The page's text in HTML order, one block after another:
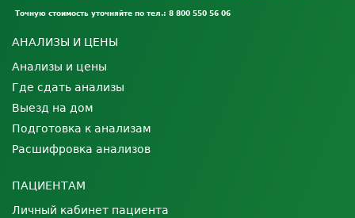
Точную стоимость уточняйте по тел.: 8 800 550 56 06
АНАЛИЗЫ И ЦЕНЫ
Анализы и цены
Где сдать анализы
Выезд на дом
Подготовка к анализам
Расшифровка анализов
ПАЦИЕНТАМ
Личный кабинет пациента